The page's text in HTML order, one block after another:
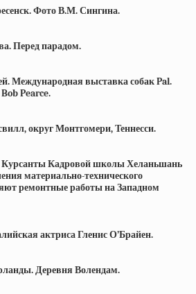
Фото В.М. Сингина.
Перед парадом.
Международная выставка собак Pal.
Pearce.
округ Монтгомери, Теннесси.
Курсанты Кадровой школы Хеланьшань
материально-технического
ремонтные работы на Западном
актриса Гленис О’Брайен.
Деревня Волендам.